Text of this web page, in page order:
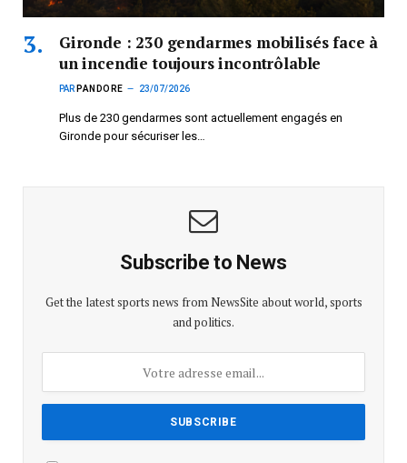
Gironde : 230 gendarmes mobilisés face à
un incendie toujours incontrôlable
PAR PANDORE 23/07/2026
Plus de 230 gendarmes sont actuellement engagés en
Gironde pour sécuriser les…
Subscribe to News
Get the latest sports news from NewsSite about world, sports
and politics.